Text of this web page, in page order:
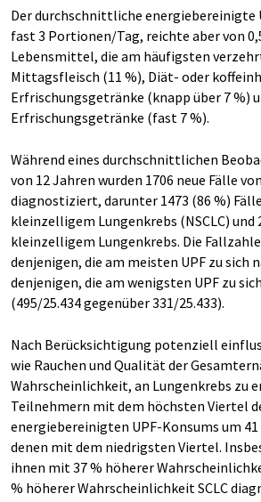
Der durchschnittliche energiebereinigte
fast 3 Portionen/Tag, reichte aber von
Lebensmittel, die am häufigsten
Mittagsfleisch (11 %), Diät- oder
Erfrischungsgetränke (knapp über 7 %)
Erfrischungsgetränke (fast 7 %).
Während eines durchschnittlichen
von 12 Jahren wurden 1706 neue Fälle
diagnostiziert, darunter 1473 (86 %)
kleinzelligem Lungenkrebs (NSCLC) und
kleinzelligem Lungenkrebs. Die
denjenigen, die am meisten UPF zu sich
denjenigen, die am wenigsten UPF zu
(495/25.434 gegenüber 331/25.433).
Nach Berücksichtigung potenziell
wie Rauchen und Qualität der
Wahrscheinlichkeit, an Lungenkrebs zu
Teilnehmern mit dem höchsten Viertel
energiebereinigten UPF-Konsums um
denen mit dem niedrigsten Viertel.
ihnen mit 37 % höherer
% höherer Wahrscheinlichkeit SCLC